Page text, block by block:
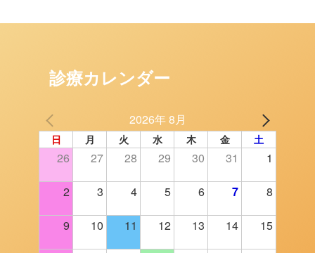
診療カレンダー
2026年 8月
日 月 火 水 木 金 土
26 27 28 29 30 31 1
2 3 4 5 6 7 8
9 10 11 12 13 14 15